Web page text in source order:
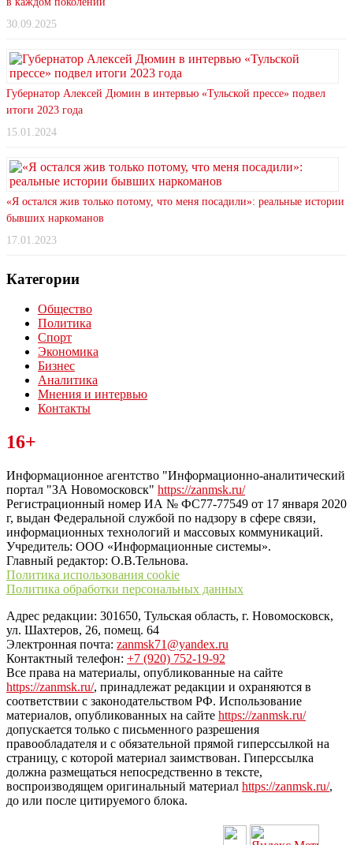
30.09.2025
Губернатор Алексей Дюмин в интервью «Тульской прессе» подвел
итоги 2023 года
15.01.2024
«Я остался жив только потому, что меня посадили»: реальные истории
бывших наркоманов
17.01.2023
Категории
Общество
Политика
Спорт
Экономика
Бизнес
Аналитика
Мнения и интервью
Контакты
Читайте последние новости дня в Тульской области на сайте
“ЗаНовомосковск”
16+
Информационное агентство "Информационно-аналитический
портал "ЗА Новомосковск" https://zanmsk.ru/
Регистрационный номер ИА № ФС77-77549 от 17 января 2020
г, выдан Федеральной службой по надзору в сфере связи,
информационных технологий и массовых коммуникаций.
Учредитель: ООО «Информационные системы».
Главный редактор: О.В.Тельнова.
Политика использования cookie
Политика обработки персональных данных
Адрес редакции: 301650, Тульская область, г. Новомосковск,
ул. Шахтеров, 26, помещ. 64
Электронная почта: zanmsk71@yandex.ru
Контактный телефон: +7 (920) 752-19-92
Все права на материалы, опубликованные на сайте
https://zanmsk.ru/, принадлежат редакции и охраняются в
соответствии с законодательством РФ. Использование
материалов, опубликованных на сайте https://zanmsk.ru/
допускается только с письменного разрешения
правообладателя и с обязательной прямой гиперссылкой на
страницу, с которой материал заимствован. Гиперссылка
должна размещаться непосредственно в тексте,
воспроизводящем оригинальный материал https://zanmsk.ru/,
до или после цитируемого блока.